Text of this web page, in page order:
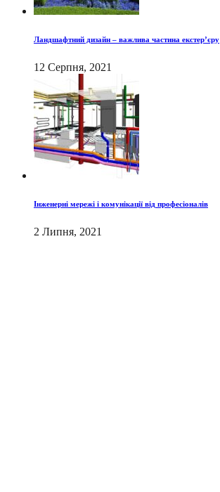
Ландшафтний дизайн – важлива частина екстер’єру
12 Серпня, 2021
Інженерні мережі і комунікації від професіоналів
2 Липня, 2021